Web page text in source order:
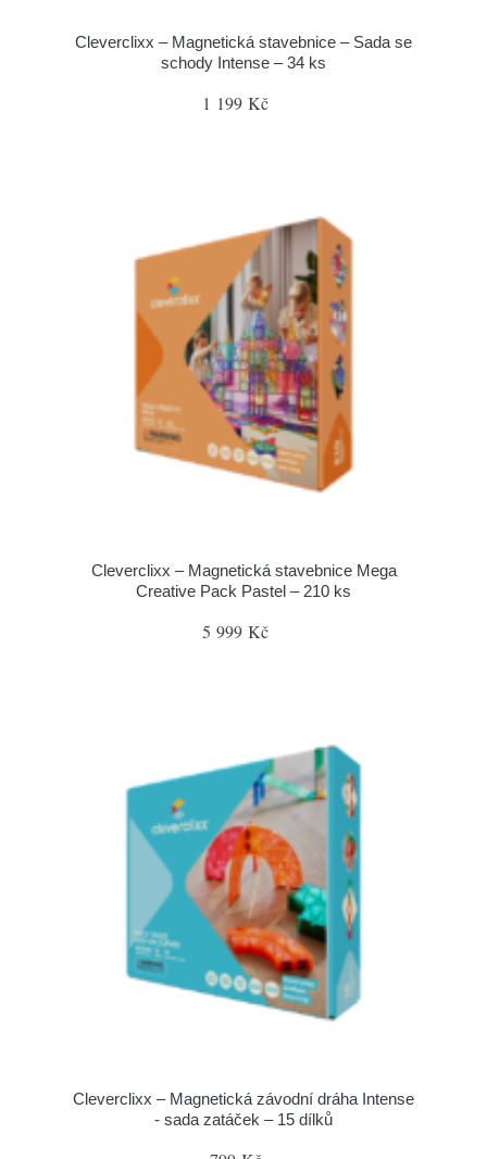
Cleverclixx – Magnetická stavebnice – Sada se
schody Intense – 34 ks
1 199 Kč
Cleverclixx – Magnetická stavebnice Mega
Creative Pack Pastel – 210 ks
5 999 Kč
Cleverclixx – Magnetická závodní dráha Intense
- sada zatáček – 15 dílků